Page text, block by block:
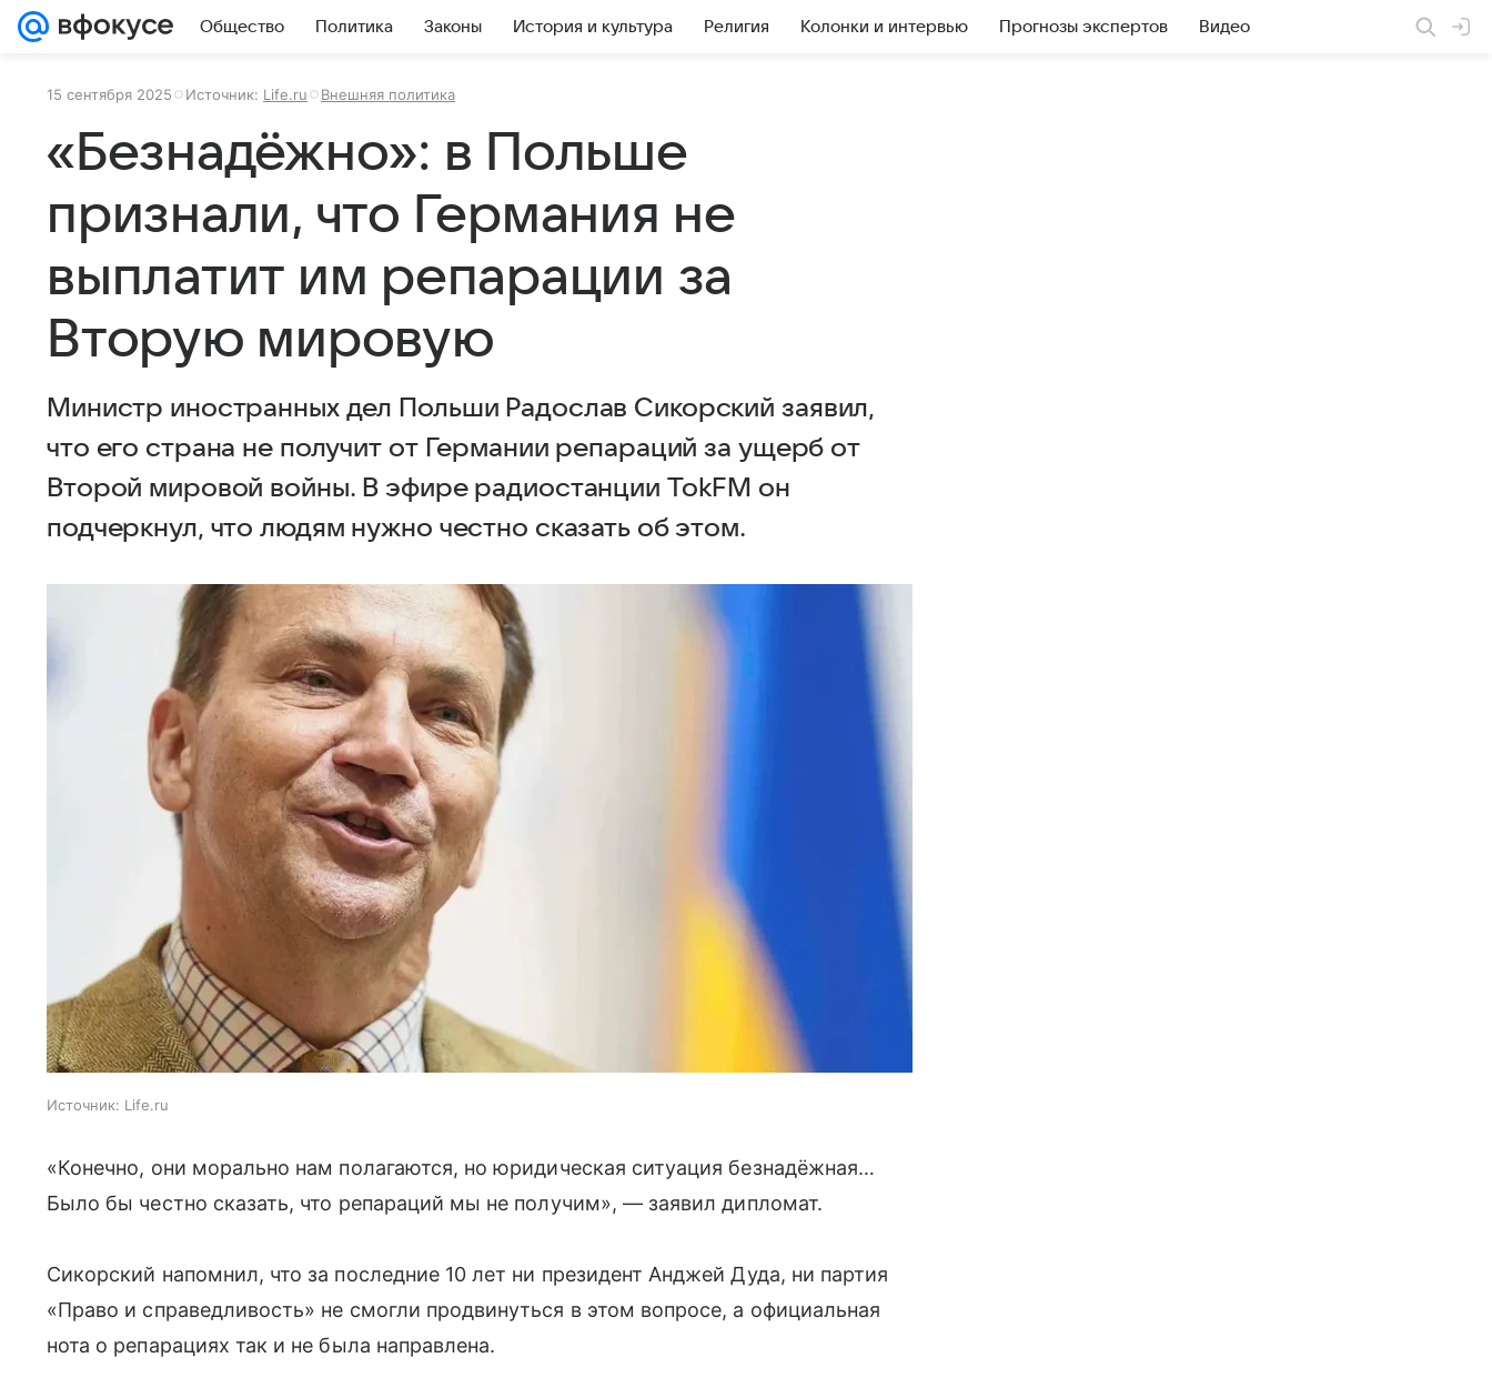
Общество Политика Законы История и культура Религия Колонки и интервью Прогнозы экспертов Видео
15 сентября 2025 Источник: Life.ru Внешняя политика
«Безнадёжно»: в Польше
признали, что Германия не
выплатит им репарации за
Вторую мировую
Министр иностранных дел Польши Радослав Сикорский заявил,
что его страна не получит от Германии репараций за ущерб от
Второй мировой войны. В эфире радиостанции TokFM он
подчеркнул, что людям нужно честно сказать об этом.
Источник: Life.ru
«Конечно, они морально нам полагаются, но юридическая ситуация безнадёжная…
Было бы честно сказать, что репараций мы не получим», — заявил дипломат.
Сикорский напомнил, что за последние 10 лет ни президент Анджей Дуда, ни партия
«Право и справедливость» не смогли продвинуться в этом вопросе, а официальная
нота о репарациях так и не была направлена.